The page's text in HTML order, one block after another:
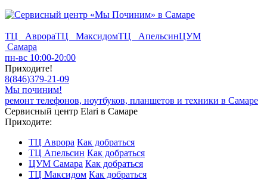
ТЦ АврораТЦ МаксидомТЦ АпельсинЦУМ
Самара
пн-вс 10:00-20:00
Приходите!
8(846)379-21-09
Мы починим!
ремонт телефонов, ноутбуков, планшетов и техники в Самаре
Сервисный центр Elari в Самаре
Приходите:
ТЦ Аврора Как добраться
ТЦ Апельсин Как добраться
ЦУМ Самара Как добраться
ТЦ Максидом Как добраться